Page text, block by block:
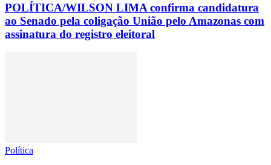
POLÍTICA/WILSON LIMA confirma candidatura
ao Senado pela coligação União pelo Amazonas com
assinatura do registro eleitoral
Política